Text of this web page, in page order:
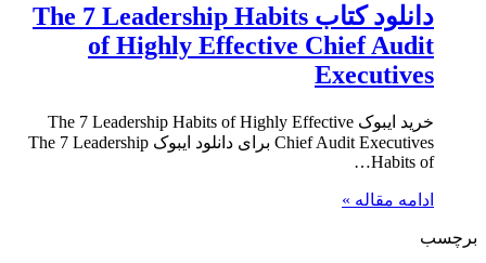
دانلود کتاب The 7 Leadership Habits
of Highly Effective Chief Audit
Executives
خرید ایبوک The 7 Leadership Habits of Highly Effective
Chief Audit Executives برای دانلود ایبوک The 7 Leadership
Habits of…
ادامه مقاله »
برچسب